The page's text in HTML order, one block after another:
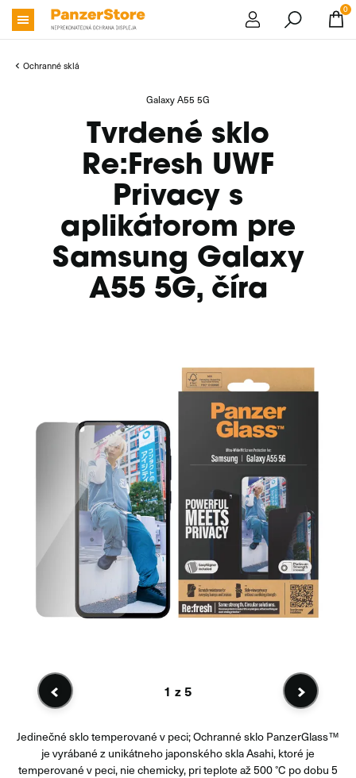
0
Ochranné sklá
Galaxy A55 5G
Tvrdené sklo
Re:Fresh UWF
Privacy s
aplikátorom pre
Samsung Galaxy
A55 5G, číra
1 z 5
Jedinečné sklo temperované v peci; Ochranné sklo PanzerGlass™
je vyrábané z unikátneho japonského skla Asahi, ktoré je
temperované v peci, nie chemicky, pri teplote až 500 °C po dobu 5